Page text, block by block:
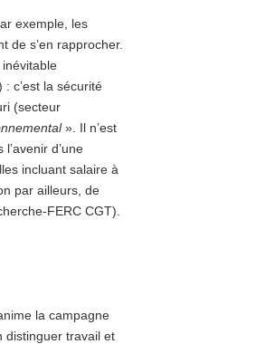
exemple, les
de s’en rapprocher.
c’est la sécurité
(secteur
». Il n’est
d’une
incluant salaire à
par ailleurs, de
FERC CGT).
la campagne
distinguer travail et